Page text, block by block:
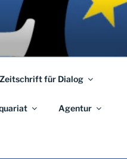
für Dialog
Agentur